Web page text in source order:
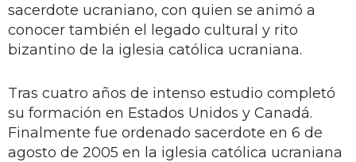
sacerdote ucraniano, con quien se animó a
conocer también el legado cultural y rito
bizantino de la iglesia católica ucraniana.
Tras cuatro años de intenso estudio completó
su formación en Estados Unidos y Canadá.
Finalmente fue ordenado sacerdote en 6 de
agosto de 2005 en la iglesia católica ucraniana